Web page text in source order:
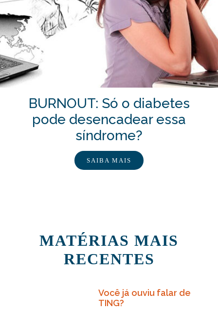
BURNOUT: Só o diabetes
pode desencadear essa
síndrome?
SAIBA MAIS
MATÉRIAS MAIS
RECENTES
Você já ouviu falar de
TING?